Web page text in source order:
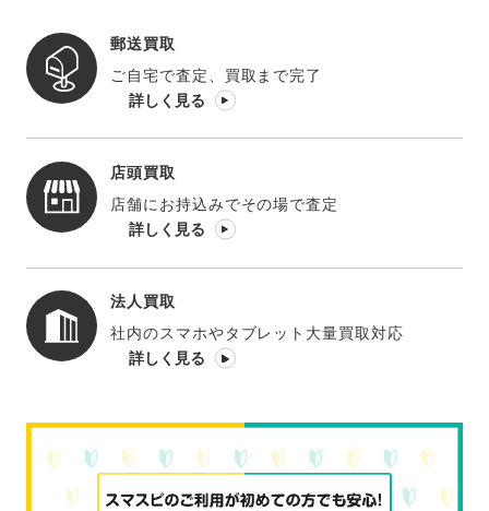
郵送買取
ご自宅で査定、買取まで完了
詳しく見る
店頭買取
店舗にお持込みでその場で査定
詳しく見る
法人買取
社内のスマホやタブレット大量買取対応
詳しく見る